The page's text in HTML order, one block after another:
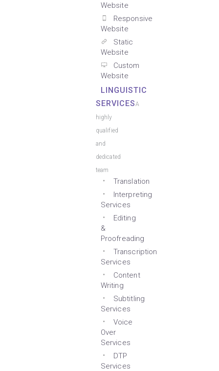
Website
Responsive
Website
Static
Website
Custom
Website
LINGUISTIC
SERVICESA
highly
qualified
and
dedicated
team
Translation
Interpreting
Services
Editing
&
Proofreading
Transcription
Services
Content
Writing
Subtitling
Services
Voice
Over
Services
DTP
Services